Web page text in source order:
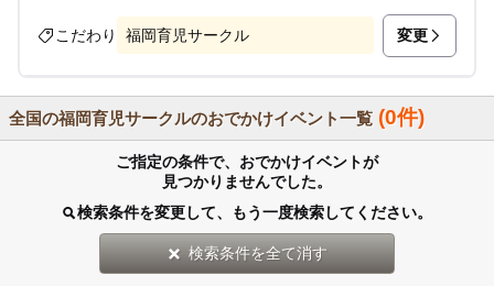
こだわり 福岡育児サークル 変更
全国の福岡育児サークルのおでかけイベント一覧 (0件)
ご指定の条件で、おでかけイベントが
見つかりませんでした。
検索条件を変更して、もう一度検索してください。
検索条件を全て消す